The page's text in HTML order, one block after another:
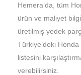
Hemera’da, tüm
ürün ve maliyet
üretilmiş yedek
Türkiye’deki
listesini
verebilirsiniz.